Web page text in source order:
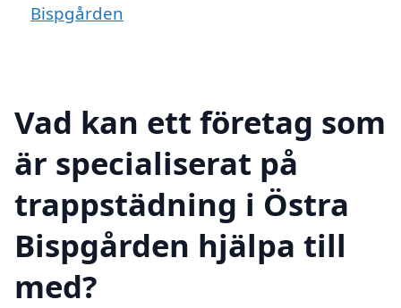
Bispgården
Vad kan ett företag som
är specialiserat på
trappstädning i Östra
Bispgården hjälpa till
med?